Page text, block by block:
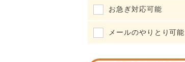
お急ぎ対応可能
メールのやりとり可能